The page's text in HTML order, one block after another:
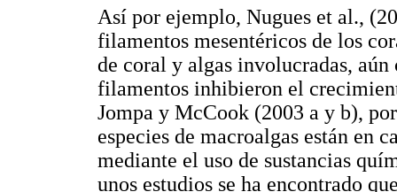
Así por ejemplo, Nugues et al.,
filamentos mesentéricos de los
de coral y algas involucradas, aún
filamentos inhibieron el
Jompa y McCook (2003 a y b),
especies de macroalgas están en
mediante el uso de sustancias
unos estudios se ha encontrado